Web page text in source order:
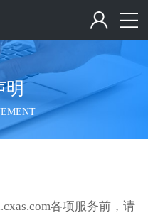
明
各项服务前，请